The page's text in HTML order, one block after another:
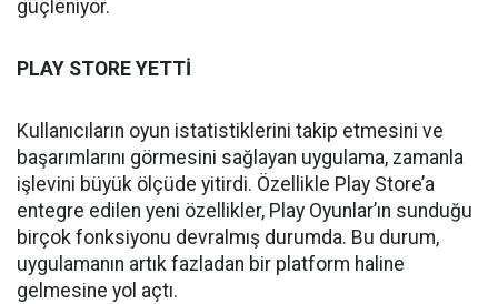
güçleniyor.
PLAY STORE YETTİ
Kullanıcıların oyun istatistiklerini takip etmesini ve
başarımlarını görmesini sağlayan uygulama, zamanla
işlevini büyük ölçüde yitirdi. Özellikle Play Store’a
entegre edilen yeni özellikler, Play Oyunlar’ın sunduğu
birçok fonksiyonu devralmış durumda. Bu durum,
uygulamanın artık fazladan bir platform haline
gelmesine yol açtı.